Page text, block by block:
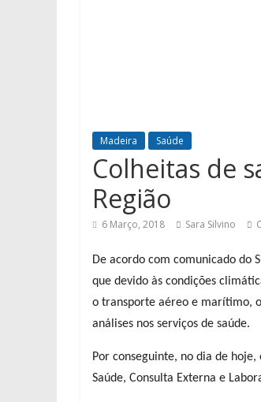
Madeira Saúde
Colheitas de
Região
6 Março, 2018 Sara Silvino
De acordo com comunicado do
que devido às condições
o transporte aéreo e marítimo,
análises nos serviços de saúde.
Por conseguinte, no dia de
Saúde, Consulta Externa e